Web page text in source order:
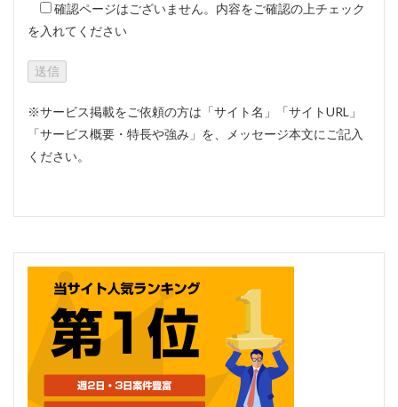
確認ページはございません。内容をご確認の上チェック
を入れてください
※サービス掲載をご依頼の方は「サイト名」「サイトURL」
「サービス概要・特長や強み」を、メッセージ本文にご記入
ください。